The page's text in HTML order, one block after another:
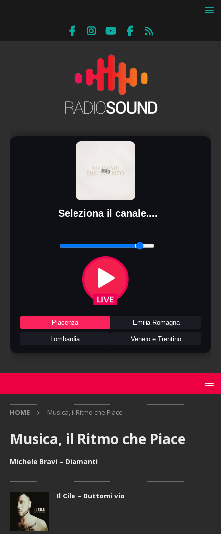
Seleziona il canale....
Piacenza Emilia Romagna
Lombardia Veneto e Trentino
HOME Musica, il Ritmo che Piace
Musica, il Ritmo che Piace
Michele Bravi – Diamanti
Il Cile – Buttami via